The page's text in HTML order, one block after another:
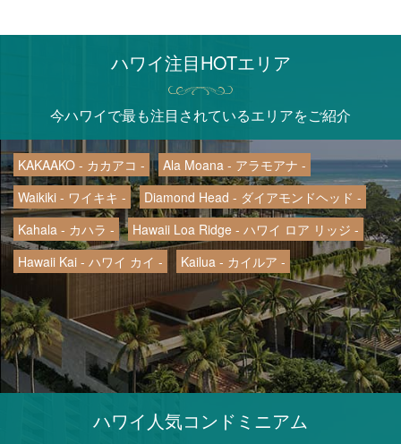
ハワイ注目HOTエリア
今ハワイで最も注目されているエリアをご紹介
KAKAAKO - カカアコ -
Ala Moana - アラモアナ -
Waikiki - ワイキキ -
Diamond Head - ダイアモンドヘッド -
Kahala - カハラ -
Hawaii Loa Ridge - ハワイ ロア リッジ -
Hawaii Kai - ハワイ カイ -
Kailua - カイルア -
ハワイ人気コンドミニアム